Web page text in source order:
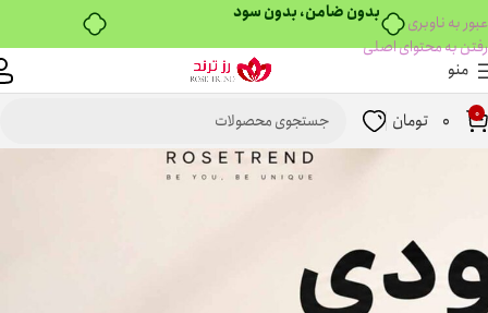
خرید قسطی با ترب‌پی
عبور به ناوبری
رفتن به محتوای اصلی
منو
0
0 تومان